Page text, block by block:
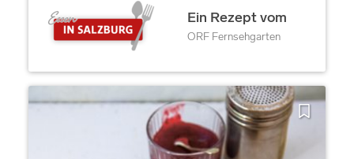
Ein Rezept vom
ORF Fernsehgarten